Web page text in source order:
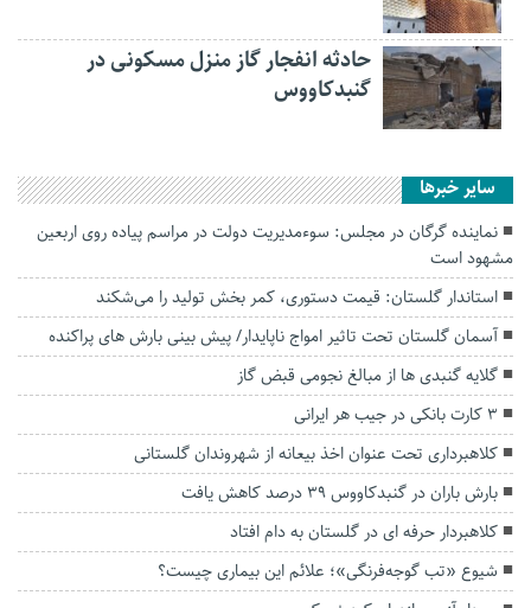
حادثه انفجار گاز منزل مسکونی در
گنبدکاووس
سایر خبرها
نماینده گرگان در مجلس: سوءمدیریت دولت در مراسم پیاده روی اربعین
مشهود است
استاندار گلستان: قیمت‌ دستوری، کمر بخش تولید را می‌شکند
آسمان گلستان تحت تاثیر امواج ناپایدار/ پیش بینی بارش های پراکنده
گلایه گنبدی ها از مبالغ نجومی قبض گاز
۳ کارت بانکی در جیب هر ایرانی
کلاهبرداری تحت عنوان اخذ بیعانه از شهروندان گلستانی
بارش باران در گنبدکاووس ۳۹ درصد کاهش یافت
کلاهبردار حرفه ای در گلستان به دام افتاد
شیوع «تب گوجه‌فرنگی»؛ علائم این بیماری چیست؟